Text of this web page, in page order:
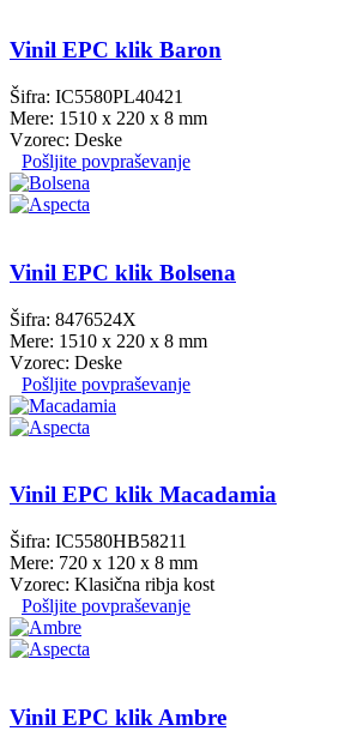
Vinil EPC klik Baron
Šifra: IC5580PL40421
Mere: 1510 x 220 x 8 mm
Vzorec: Deske
Pošljite povpraševanje
Vinil EPC klik Bolsena
Šifra: 8476524X
Mere: 1510 x 220 x 8 mm
Vzorec: Deske
Pošljite povpraševanje
Vinil EPC klik Macadamia
Šifra: IC5580HB58211
Mere: 720 x 120 x 8 mm
Vzorec: Klasična ribja kost
Pošljite povpraševanje
Vinil EPC klik Ambre